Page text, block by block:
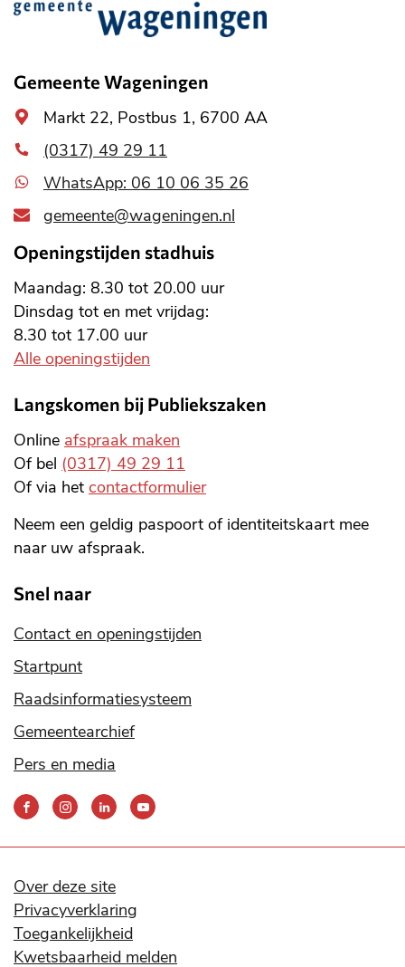
Belangrijke
informatie
Gemeente Wageningen
Algemeen
adres
Markt 22, Postbus 1, 6700 AA
(0317) 49 29 11
WhatsApp: 06 10 06 35 26
gemeente@wageningen.nl
Openingstijden stadhuis
Maandag: 8.30 tot 20.00 uur
Dinsdag tot en met vrijdag:
8.30 tot 17.00 uur
Alle openingstijden
Langskomen bij Publiekszaken
Online afspraak maken
Of bel (0317) 49 29 11
Of via het contactformulier
Neem een geldig paspoort of identiteitskaart mee
naar uw afspraak.
Snel naar
Contact en openingstijden
Startpunt
Raadsinformatiesysteem
Gemeentearchief
Pers en media
Bereik
ons
social
media
kanalen
Over deze site
Privacyverklaring
Toegankelijkheid
Kwetsbaarheid melden